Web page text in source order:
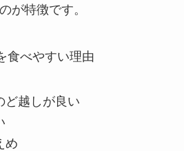
が特徴です。
食べやすい理由
ど越しが良い
め